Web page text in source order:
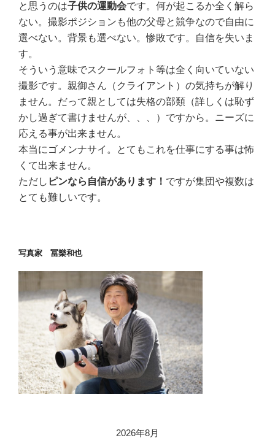
と思うのは子供の運動会です。何が起こるか全く解ら
ない。撮影ポジションも他の父母と競争なので自由に
選べない。背景も選べない。惨敗です。自信を失いま
す。
そういう意味でスクールフォト等は全く向いていない
撮影です。親御さん（クライアント）の気持ちが解り
ません。だって親としては失格の部類（詳しくは恥ず
かし過ぎて書けませんが、、、）ですから。ニーズに
応える事が出来ません。
本当にゴメンナサイ。とてもこれを仕事にする事は怖
くて出来ません。
ただし ピンなら自信があります！ ですが集団や複数は
とても難しいです。
写真家 冨樂和也
2026年8月